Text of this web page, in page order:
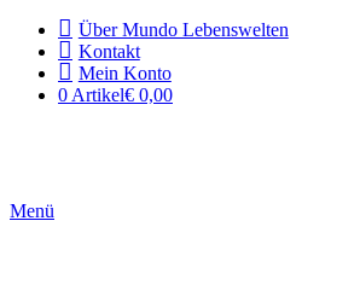
Über Mundo Lebenswelten
Kontakt
Mein Konto
0 Artikel€ 0,00
Menü